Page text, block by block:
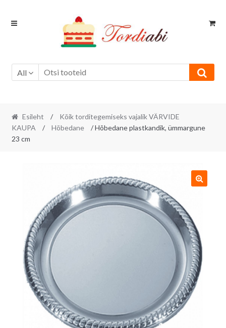
Skip
Skip
All
Esileht /
Kõik torditegemiseks vajalik VÄRVIDE
KAUPA
/ Hõbedane
/ Hõbedane plastkandik, ümmargune
23 cm